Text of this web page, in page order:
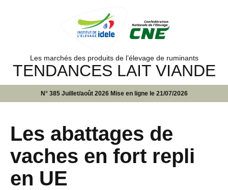
Les marchés des produits de l’élevage de ruminants
TENDANCES LAIT VIANDE
N° 385 Juillet/août 2026 Mise en ligne le 21/07/2026
Les abattages de
vaches en fort repli
en UE